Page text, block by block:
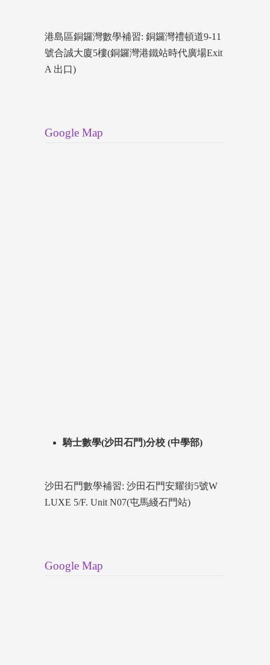
港島區銅鑼灣數學補習: 銅鑼灣禮頓道9-11
號合誠大廈5樓(銅鑼灣港鐵站時代廣場Exit
A 出口)
Google Map
騎士數學(沙田石門)分校 (中學部)
沙田石門數學補習: 沙田石門安耀街5號W
LUXE 5/F. Unit N07(屯馬綫石門站)
Google Map